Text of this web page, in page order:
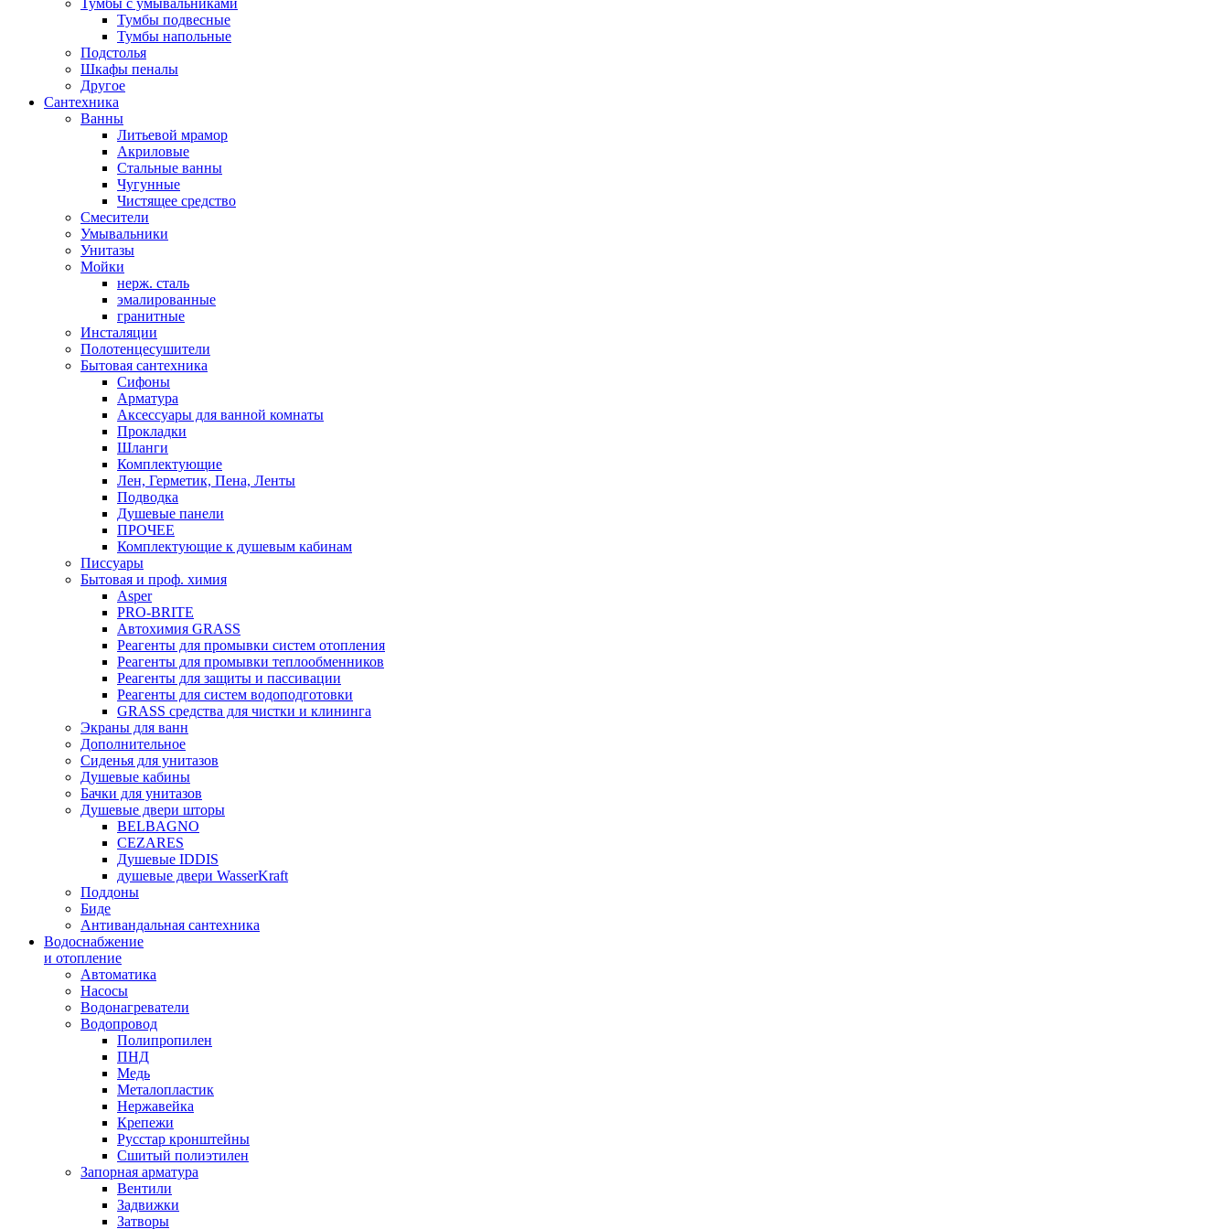
Тумбы с умывальниками
Тумбы подвесные
Тумбы напольные
Подстолья
Шкафы пеналы
Другое
Сантехника
Ванны
Литьевой мрамор
Акриловые
Стальные ванны
Чугунные
Чистящее средство
Смесители
Умывальники
Унитазы
Мойки
нерж. сталь
эмалированные
гранитные
Инсталяции
Полотенцесушители
Бытовая сантехника
Сифоны
Арматура
Аксессуары для ванной комнаты
Прокладки
Шланги
Комплектующие
Лен, Герметик, Пена, Ленты
Подводка
Душевые панели
ПРОЧЕЕ
Комплектующие к душевым кабинам
Писсуары
Бытовая и проф. химия
Asper
PRO-BRITE
Автохимия GRASS
Реагенты для промывки систем отопления
Реагенты для промывки теплообменников
Реагенты для защиты и пассивации
Реагенты для систем водоподготовки
GRASS средства для чистки и клининга
Экраны для ванн
Дополнительное
Сиденья для унитазов
Душевые кабины
Бачки для унитазов
Душевые двери шторы
BELBAGNO
CEZARES
Душевые IDDIS
душевые двери WasserKraft
Поддоны
Биде
Антивандальная сантехника
Водоснабжение
и отопление
Автоматика
Насосы
Водонагреватели
Водопровод
Полипропилен
ПНД
Медь
Металопластик
Нержавейка
Крепежи
Русстар кронштейны
Сшитый полиэтилен
Запорная арматура
Вентили
Задвижки
Затворы